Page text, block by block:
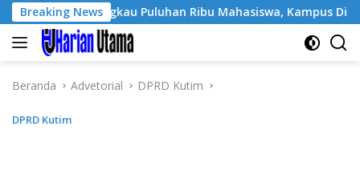
Langsung
ke
konten
Breaking News
Jangkau Puluhan Ribu Mahasiswa, Kampus Diminta Lebih
Beranda Advetorial DPRD Kutim
DPRD Kutim